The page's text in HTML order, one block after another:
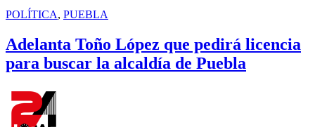
PUBLICADO
POLÍTICA, PUEBLA
Adelanta Toño López que pedirá licencia
para buscar la alcaldía de Puebla